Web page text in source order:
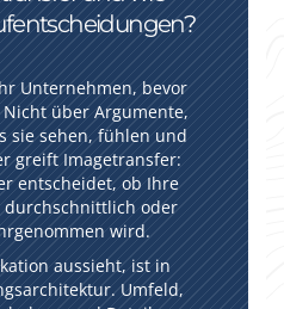
Unternehmen, bevor
über Argumente,
sie sehen, fühlen und
greift Imagetransfer:
entscheidet, ob Ihre
durchschnittlich oder
wird.
aussieht, ist in
Umfeld,